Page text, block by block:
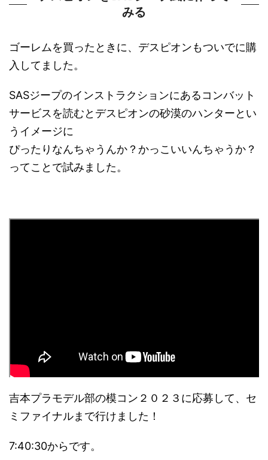
みる
ゴーレムを買ったときに、デスピオンもついでに購
入してました。
SASジープのインストラクションにあるコンバット
サービスを読むとデスピオンの砂漠のハンターとい
うイメージに
ぴったりなんちゃうんか？かっこいいんちゃうか？
ってことで試みました。
吉本プラモデル部の模コン２０２３に応募して、セ
ミファイナルまで行けました！
7:40:30からです。